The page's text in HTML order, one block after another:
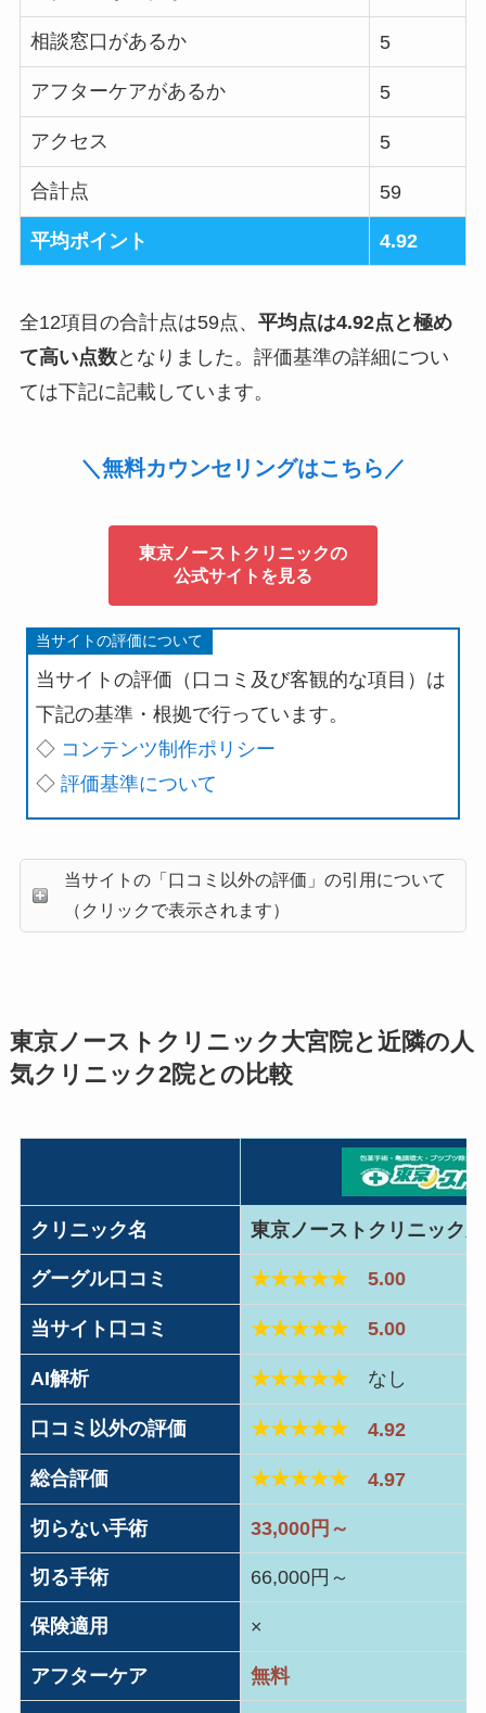
相談窓口があるか 5
アフターケアがあるか 5
アクセス 5
合計点 59
平均ポイント 4.92
全12項目の合計点は59点、 平均点は4.92点と極め
て高い点数となりました。評価基準の詳細につい
ては下記に記載しています。
＼無料カウンセリングはこちら／
東京ノーストクリニックの
公式サイトを見る
当サイトの評価について
当サイトの評価（口コミ及び客観的な項目）は
下記の基準・根拠で行っています。
◇ コンテンツ制作ポリシー
◇評価基準について
当サイトの「口コミ以外の評価」の引用について
（クリックで表示されます）
東京ノーストクリニック大宮院と近隣の人
気クリニック2院との比較
クリニック名 東京ノーストクリニック
グーグル口コミ ★★★★★ 5.00
当サイト口コミ ★★★★★ 5.00
AI解析 ★★★★★なし
口コミ以外の評価 ★★★★★ 4.92
総合評価 ★★★★★ 4.97
切らない手術 33,000円～
切る手術 66,000円～
保険適用 ×
アフターケア 無料